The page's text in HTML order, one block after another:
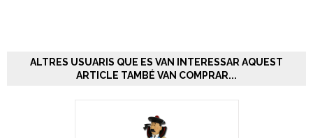
ALTRES USUARIS QUE ES VAN INTERESSAR AQUEST
ARTICLE TAMBÉ VAN COMPRAR...